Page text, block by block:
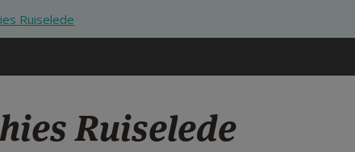
Ruiselede
Ruiselede